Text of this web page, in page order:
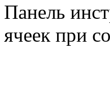
Панель
ячеек при